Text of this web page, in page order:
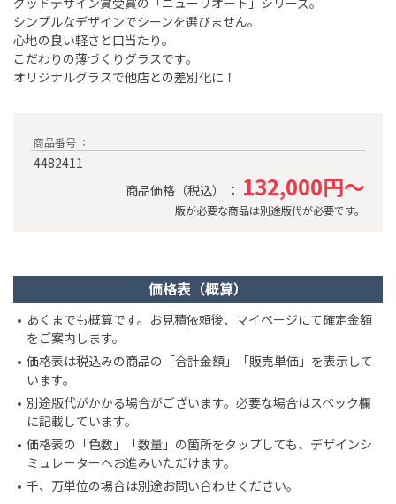
シンプルなデザインでシーンを選びません。
心地の良い軽さと口当たり。
こだわりの薄づくりグラスです。
オリジナルグラスで他店との差別化に！
商品番号 ：
4482411
商品価格（税込） ： 132,000円～
版が必要な商品は別途版代が必要です。
価格表（概算）
あくまでも概算です。お見積依頼後、マイページにて確定金額
をご案内します。
価格表は税込みの商品の「合計金額」「販売単価」を表示して
います。
別途版代がかかる場合がございます。必要な場合はスペック欄
に記載しています。
価格表の「色数」「数量」の箇所をタップしても、デザインシ
ミュレーターへお進みいただけます。
千、万単位の場合は別途お問い合わせください。